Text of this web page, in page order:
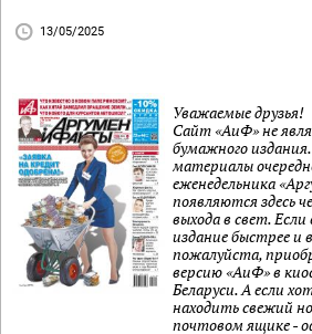
13/05/2025
Уважаемые друзья!
Сайт «АиФ» не
бумажного
материалы
еженедельника
появляются здесь
выхода в свет.
издание быстрее и
пожалуйста,
версию «АиФ» в
Беларуси. А если
находить свежий
почтовом ящике -